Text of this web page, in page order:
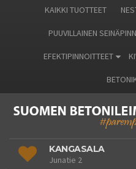
KAIKKI TUOTTEET
PUUVILLAINEN
EFEKTIPINNOITTEET
KANGASALA
Junatie 2